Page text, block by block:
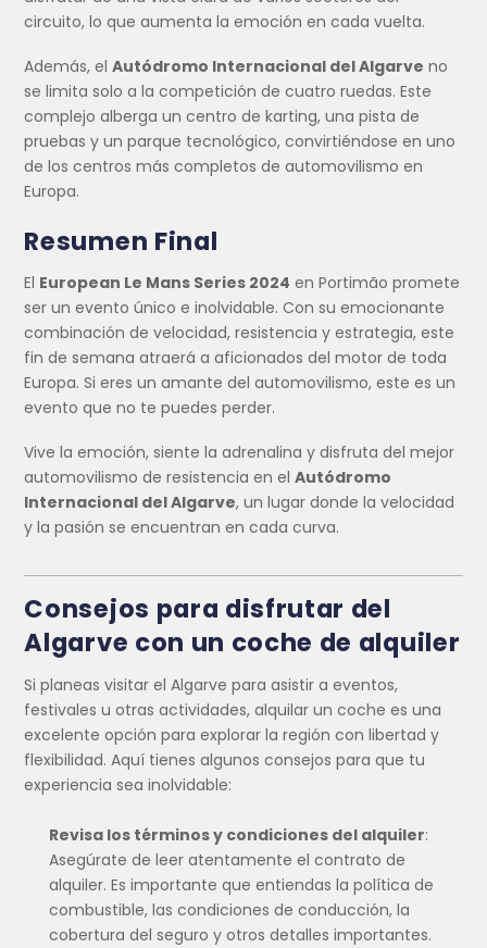
circuito, lo que aumenta la emoción en cada vuelta.
Además, elAutódromo Internacional del Algarve no
se limita solo a la competición de cuatro ruedas. Este
complejo alberga un centro de karting, una pista de
pruebas y un parque tecnológico, convirtiéndose en uno
de los centros más completos de automovilismo en
Europa.
Resumen Final
El European Le Mans Series 2024 en Portimão promete
ser un evento único e inolvidable. Con su emocionante
combinación de velocidad, resistencia y estrategia, este
fin de semana atraerá a aficionados del motor de toda
Europa. Si eres un amante del automovilismo, este es un
evento que no te puedes perder.
Vive la emoción, siente la adrenalina y disfruta del mejor
automovilismo de resistencia en elAutódromo
Internacional del Algarve, un lugar donde la velocidad
y la pasión se encuentran en cada curva.
Consejos para disfrutar del
Algarve con un coche de alquiler
Si planeas visitar el Algarve para asistir a eventos,
festivales u otras actividades, alquilar un coche es una
excelente opción para explorar la región con libertad y
flexibilidad. Aquí tienes algunos consejos para que tu
experiencia sea inolvidable:
Revisa los términos y condiciones del alquiler:
Asegúrate de leer atentamente el contrato de
alquiler. Es importante que entiendas la política de
combustible, las condiciones de conducción, la
cobertura del seguro y otros detalles importantes.